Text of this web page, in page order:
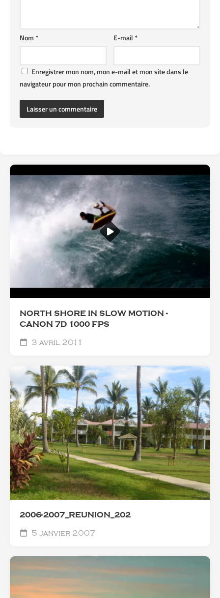
E-mail*
Nom*
Enregistrer mon nom, mon e-mail et mon site dans le
navigateur pour mon prochain commentaire.
NORTH SHORE IN SLOW MOTION -
CANON 7D 1000 FPS
3 avril 2011
2006-2007_REUNION_202
5 janvier 2007